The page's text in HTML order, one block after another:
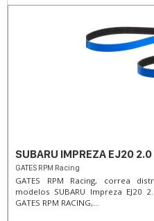
SUBARU IMPREZA EJ20 2.0
GATES RPM Racing
GATES RPM Racing, correa
modelos SUBARU Impreza EJ20
GATES RPM RACING,...